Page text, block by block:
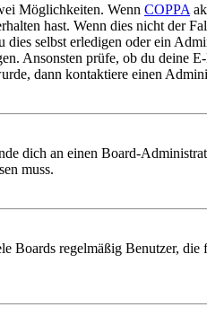
Möglichkeiten. Wenn COPPA
hast. Wenn dies nicht der
selbst erledigen oder ein
Ansonsten prüfe, ob du deine
dann kontaktiere einen
dich an einen Board-
muss.
Boards regelmäßig Benutzer,